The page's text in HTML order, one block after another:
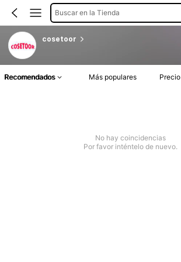
Buscar en la Tienda
cosetoor
Recomendados Más populares Precio
No hay coincidencias
Por favor inténtelo de nuevo.